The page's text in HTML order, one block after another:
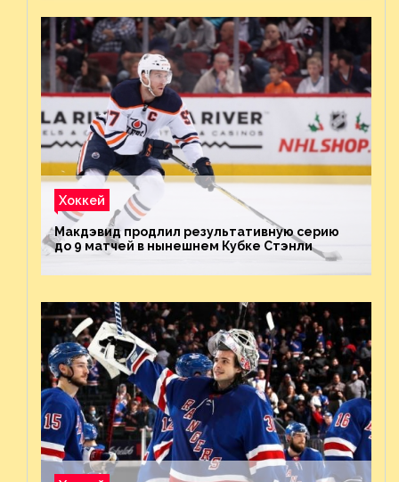
Хоккей
Макдэвид продлил результативную серию
до 9 матчей в нынешнем Кубке Стэнли